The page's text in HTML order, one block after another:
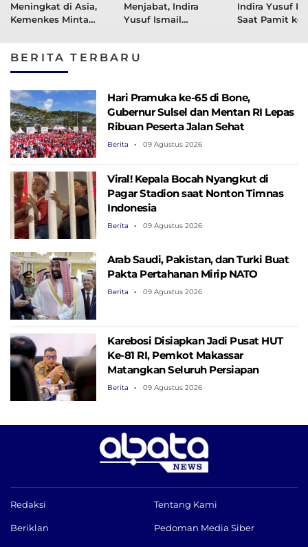
Meningkat di Asia,
Kemenkes Minta
Menjabat, Indira
Yusuf Ismail
dan Pamitan ke
Indira Yusuf
Saat Pamit ke
BERITA TERBARU
Hari Pramuka ke-65 di Bone,
Gubernur Sulsel dan Mentan RI Lepas
Ribuan Peserta Jalan Sehat
Berita 09 Agustus 2026
Viral! Kepala Bocah Nyangkut di
Pagar Stadion saat Nonton Timnas
Indonesia
Berita 09 Agustus 2026
Arab Saudi, Pakistan, dan Turki Buat
Pakta Pertahanan Mirip NATO
Berita 09 Agustus 2026
Karebosi Disiapkan Jadi Pusat HUT
Ke-81 RI, Pemkot Makassar
Matangkan Seluruh Persiapan
Berita 09 Agustus 2026
Redaksi Tentang Kami
Beriklan Pedoman Media Siber